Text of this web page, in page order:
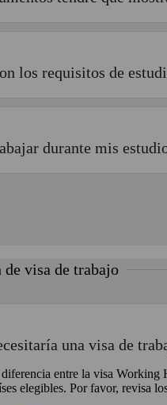
los requisitos de
durante mis
visa de trabajo
una visa de
entre la visa Working
elegibles. Por favor, revisa